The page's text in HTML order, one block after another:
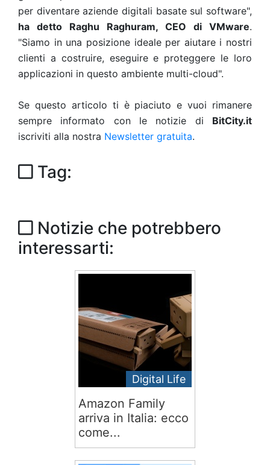
per diventare aziende digitali basate sul software",
ha detto Raghu Raghuram, CEO di VMware.
"Siamo in una posizione ideale per aiutare i nostri
clienti a costruire, eseguire e proteggere le loro
applicazioni in questo ambiente multi-cloud".
Se questo articolo ti è piaciuto e vuoi rimanere
sempre informato con le notizie di BitCity.it
iscriviti alla nostra Newsletter gratuita.
Tag:
Notizie che potrebbero
interessarti:
Digital Life
Amazon Family
arriva in Italia: ecco
come...